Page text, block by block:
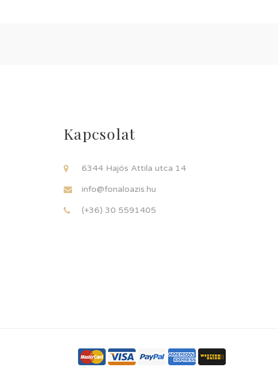
Kapcsolat
6344 Hajós Attila utca 14
info@fonaloazis.hu
(+36) 30 5591405